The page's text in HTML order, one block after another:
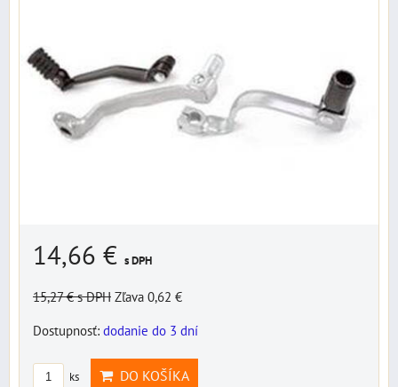
14,66 € s DPH
15,27 €s DPH Zľava 0,62 €
Dostupnosť: dodanie do 3 dní
ks DO KOŠÍKA